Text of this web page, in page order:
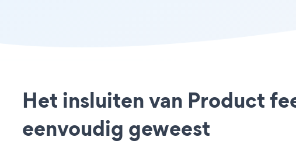
Het insluiten van Product
eenvoudig geweest